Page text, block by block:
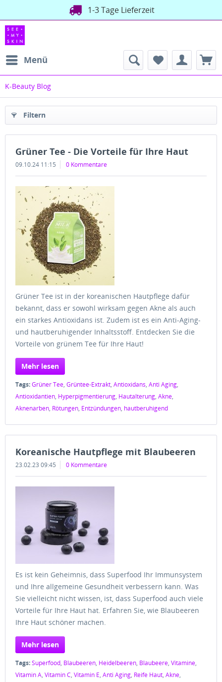
1-3 Tage Lieferzeit
Menü
K-Beauty Blog
Filtern
Grüner Tee - Die Vorteile für Ihre Haut
09.10.24 11:15 0 Kommentare
Grüner Tee ist in der koreanischen Hautpflege dafür
bekannt, dass er sowohl wirksam gegen Akne als auch
ein starkes Antioxidans ist. Zudem ist es ein Anti-Aging-
und hautberuhigender Inhaltsstoff. Entdecken Sie die
Vorteile von grünem Tee für Ihre Haut!
Mehr lesen
Tags:Grüner Tee, Grüntee-Extrakt, Antioxidans, Anti Aging,
Antioxidantien, Hyperpigmentierung, Hautalterung, Akne,
Aknenarben, Rötungen, Entzündungen, hautberuhigend
Koreanische Hautpflege mit Blaubeeren
23.02.23 09:45 0 Kommentare
Es ist kein Geheimnis, dass Superfood Ihr Immunsystem
und Ihre allgemeine Gesundheit verbessern kann. Was
Sie vielleicht nicht wissen, ist, dass Superfood auch viele
Vorteile für Ihre Haut hat. Erfahren Sie, wie Blaubeeren
Ihre Haut schöner machen.
Mehr lesen
Tags:Superfood, Blaubeeren, Heidelbeeren, Blaubeere, Vitamine,
Vitamin A, Vitamin C, Vitamin E, Anti Aging, Reife Haut, Akne,